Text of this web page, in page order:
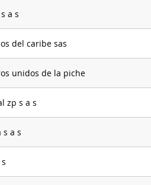
a s
del caribe sas
unidos de la piche
zp s a s
s a s